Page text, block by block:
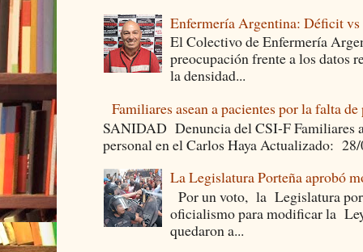
Enfermería Argentina: Déficit
El Colectivo de Enfermería
preocupación frente a los datos
la densidad...
Familiares asean a pacientes por la falta
SANIDAD Denuncia del CSI-F Familiares
personal en el Carlos Haya Actualizado:
La Legislatura Porteña aprobó
Por un voto, la Legislatura
oficialismo para modificar la
quedaron a...